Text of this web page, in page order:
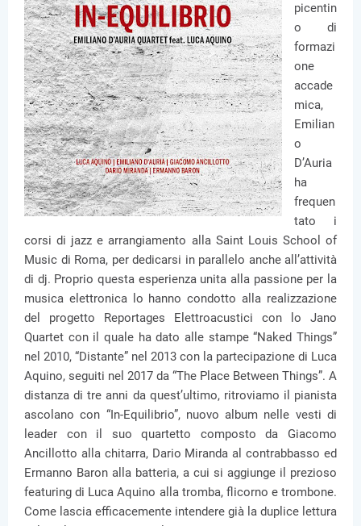
picentin
o di
formazi
one
accade
mica,
Emilian
o
D’Auria
ha
frequen
tato i
corsi di jazz e arrangiamento alla Saint Louis School of
Music di Roma, per dedicarsi in parallelo anche all’attività
di dj. Proprio questa esperienza unita alla passione per la
musica elettronica lo hanno condotto alla realizzazione
del progetto Reportages Elettroacustici con lo Jano
Quartet con il quale ha dato alle stampe “Naked Things”
nel 2010, “Distante” nel 2013 con la partecipazione di Luca
Aquino, seguiti nel 2017 da “The Place Between Things”. A
distanza di tre anni da quest’ultimo, ritroviamo il pianista
ascolano con “In-Equilibrio”, nuovo album nelle vesti di
leader con il suo quartetto composto da Giacomo
Ancillotto alla chitarra, Dario Miranda al contrabbasso ed
Ermanno Baron alla batteria, a cui si aggiunge il prezioso
featuring di Luca Aquino alla tromba, flicorno e trombone.
Come lascia efficacemente intendere già la duplice lettura